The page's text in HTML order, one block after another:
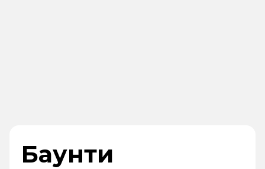
Баунти